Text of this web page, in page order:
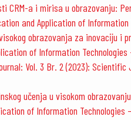
CRM-a i mirisa u obrazovanju:
and Application of Information
obrazovanja za inovacĳu i
of Information Technologies
Vol. 3 Br. 2 (2023):
učenja u visokom
of Information Technologies